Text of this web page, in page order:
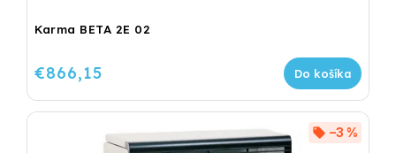
Karma BETA 2E 02
€866,15 Do košíka
–3 %